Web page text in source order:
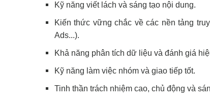
Kỹ năng viết lách và sáng tạo nội dung.
Kiến thức vững chắc về các nền tảng
Ads...).
Khả năng phân tích dữ liệu và đánh giá
Kỹ năng làm việc nhóm và giao tiếp tốt.
Tinh thần trách nhiệm cao, chủ động và